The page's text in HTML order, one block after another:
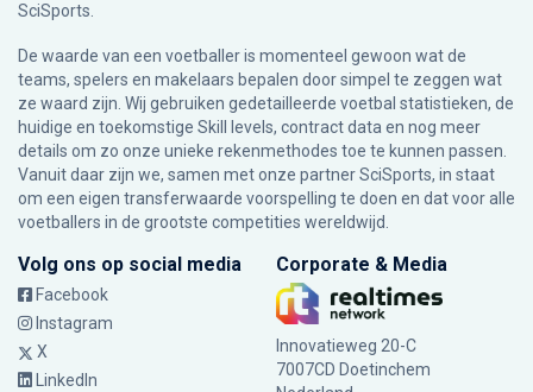
SciSports
De waarde van een voetballer is momenteel gewoon wat de
teams, spelers en makelaars bepalen door simpel te zeggen wat
ze waard zijn. Wij gebruiken gedetailleerde voetbal statistieken, de
huidige en toekomstige Skill levels, contract data en nog meer
details om zo onze unieke rekenmethodes toe te kunnen passen.
Vanuit daar zijn we, samen met onze partner SciSports, in staat
om een eigen transferwaarde voorspelling te doen en dat voor alle
voetballers in de grootste competities wereldwijd.
Volg ons op social media
Facebook
Instagram
X
LinkedIn
Corporate & Media
Innovatieweg 20-C
7007CD Doetinchem